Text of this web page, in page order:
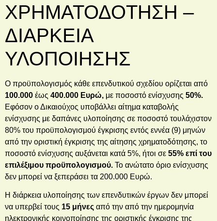
ΧΡΗΜΑΤΟΔΟΤΗΣΗ –
ΔΙΑΡΚΕΙΑ
ΥΛΟΠΟΙΗΣΗΣ
Ο προϋπολογισμός κάθε επενδυτικού σχεδίου ορίζεται από
100.000 έως 400.000 Ευρώ, με ποσοστό ενίσχυσης 50%.
Εφόσον ο Δικαιούχος υποβάλλει αίτημα καταβολής
ενίσχυσης με δαπάνες υλοποίησης σε ποσοστό τουλάχιστον
80% του προϋπολογισμού έγκρισης εντός εννέα (9) μηνών
από την οριστική έγκρισης της αίτησης χρηματοδότησης, το
ποσοστό ενίσχυσης αυξάνεται κατά 5%, ήτοι σε 55% επί του
επιλέξιμου προϋπολογισμού. Το ανώτατο όριο ενίσχυσης
δεν μπορεί να ξεπεράσει τα 200.000 Ευρώ.
Η διάρκεια υλοποίησης των επενδυτικών έργων δεν μπορεί
να υπερβεί τους 15 μήνες από την από την ημερομηνία
ηλεκτρονικής κοινοποίησης της οριστικής έγκρισης της